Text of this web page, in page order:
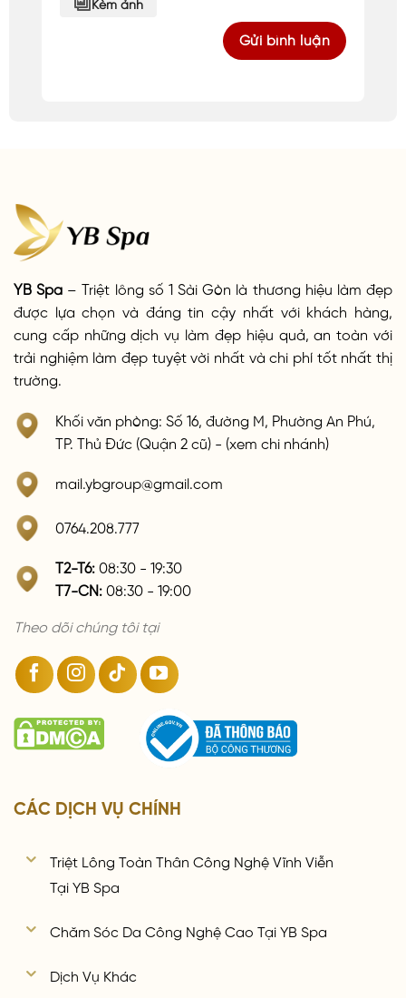
YB Spa – Triệt lông số 1 Sài Gòn là thương hiệu làm đẹp
được lựa chọn và đáng tin cậy nhất với khách hàng,
cung cấp những dịch vụ làm đẹp hiệu quả, an toàn với
trải nghiệm làm đẹp tuyệt vời nhất và chi phí tốt nhất thị
trường.
Khối văn phòng: Số 16, đường M, Phường An Phú,
TP. Thủ Đức (Quận 2 cũ) - (xem chi nhánh)
mail.ybgroup@gmail.com
0764.208.777
T2-T6: 08:30 - 19:30
T7-CN: 08:30 - 19:00
Theo dõi chúng tôi tại
CÁC DỊCH VỤ CHÍNH
Triệt Lông Toàn Thân Công Nghệ Vĩnh Viễn
Tại YB Spa
Chăm Sóc Da Công Nghệ Cao Tại YB Spa
Dịch Vụ Khác